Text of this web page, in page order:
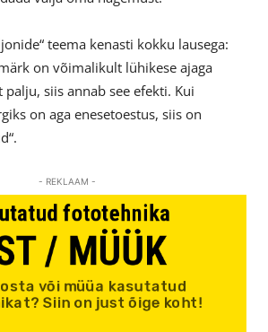
teema kenasti kokku lausega:
on võimalikult lühikese ajaga
siis annab see efekti. Kui
on aga enesetoestus, siis on
- REKLAAM -